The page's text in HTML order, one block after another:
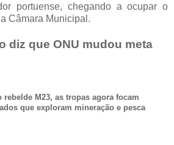
portuense, chegando a ocupar o
Câmara Municipal.
diz que ONU mudou meta
M23, as tropas agora focam
que exploram mineração e pesca